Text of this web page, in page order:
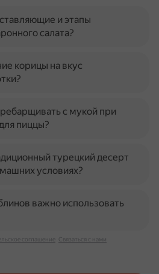
и этапы
салата?
корицы на вкус
с мукой при
пиццы?
турецкий десерт
условиях?
важно использовать
соглашение Связаться с нами